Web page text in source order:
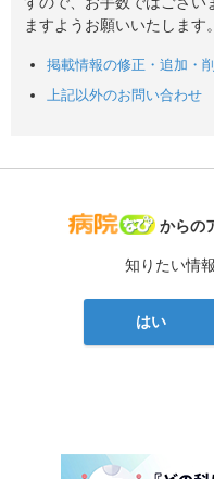
ますようお願いいたします。
掲載情報の修正・追加・
上記以外のお問い合わせ
病院な
からの
知りたい情
はい